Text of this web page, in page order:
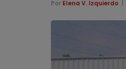
Por Elena V. Izquierdo